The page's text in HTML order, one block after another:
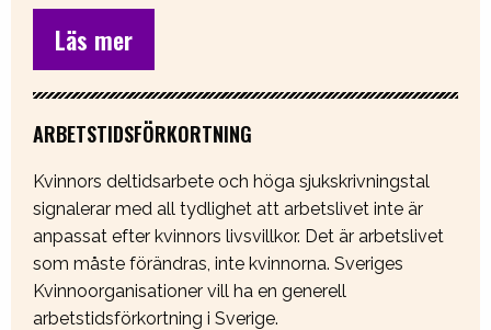
Läs mer
ARBETSTIDSFÖRKORTNING
Kvinnors deltidsarbete och höga sjukskrivningstal
signalerar med all tydlighet att arbetslivet inte är
anpassat efter kvinnors livsvillkor. Det är arbetslivet
som måste förändras, inte kvinnorna. Sveriges
Kvinnoorganisationer vill ha en generell
arbetstidsförkortning i Sverige.